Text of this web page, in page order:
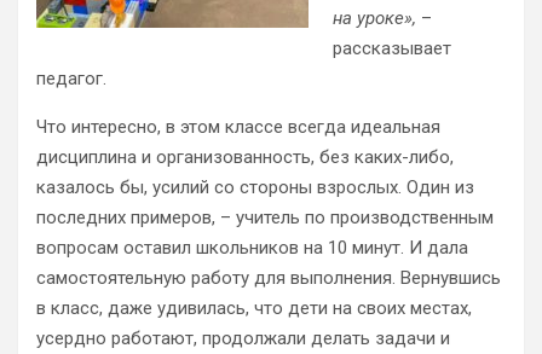
на уроке», –
рассказывает
педагог.
Что интересно, в этом классе всегда идеальная
дисциплина и организованность, без каких-либо,
казалось бы, усилий со стороны взрослых. Один из
последних примеров, – учитель по производственным
вопросам оставил школьников на 10 минут. И дала
самостоятельную работу для выполнения. Вернувшись
в класс, даже удивилась, что дети на своих местах,
усердно работают, продолжали делать задачи и